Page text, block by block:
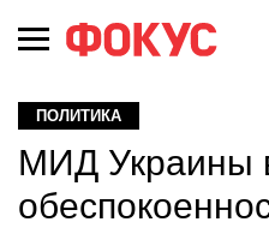
ПОЛИТИКА
МИД Украины